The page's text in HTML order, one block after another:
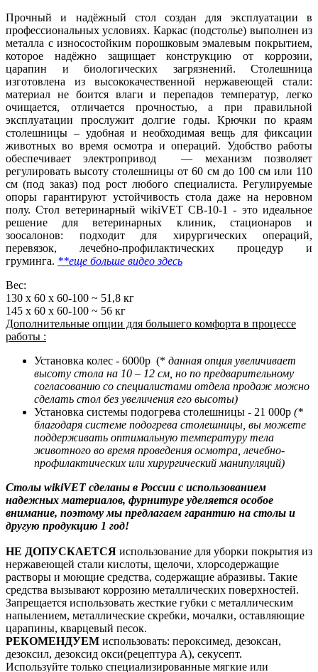
Прочный и надёжный стол создан для эксплуатации в
профессиональных условиях. Каркас (подстолье) выполнен из
металла с износостойким порошковым эмалевым покрытием,
которое надёжно защищает конструкцию от коррозии,
царапин и биологических загрязнений. Столешница
изготовлена из высококачественной нержавеющей стали:
материал не боится влаги и перепадов температур, легко
очищается, отличается прочностью, а при правильной
эксплуатации прослужит долгие годы. Крючки по краям
столешницы – удобная и необходимая вещь для фиксации
животных во время осмотра и операций. Удобство работы
обеспечивает электропривод — механизм позволяет
регулировать высоту столешницы от 60 см до 100 см или 110
см (под заказ) под рост любого специалиста. Регулируемые
опоры гарантируют устойчивость стола даже на неровном
полу. Стол ветеринарный wikiVET СВ-10-1 - это идеальное
решение для ветеринарных клиник, стационаров и
зоосалонов: подходит для хирургических операций,
перевязок, лечебно‑профилактических процедур и
груминга. **еще больше видео здесь
Вес:
130 х 60 х 60-100 ~ 51,8 кг
145 х 60 х 60-100 ~ 56 кг
Дополнительные опции для большего комфорта в процессе
работы :
Установка колес - 6000р (* данная опция увеличивает
высоту стола на 10 – 12 см, но по предварительному
согласованию со специалистами отдела продаж можно
сделать стол без увеличения его высоты)
Установка системы подогрева столешницы - 21 000р (*
благодаря системе подогрева столешницы, вы можете
поддерживать оптимальную температуру тела
животного во время проведения осмотра, лечебно-
профилактических или хирургический манипуляций)
Столы wikiVET сделаны в России с использованием
надежных материалов, фурнитуре уделяется особое
внимание, поэтому мы предлагаем гарантию на столы и
другую продукцию 1 год!
НЕ ДОПУСКАЕТСЯ использование для уборки покрытия из
нержавеющей стали кислоты, щелочи, хлорсодержащие
растворы и моющие средства, содержащие абразивы. Такие
средства вызывают коррозию металлических поверхностей.
Запрещается использовать жесткие губки с металлическим
напылением, металлические скребки, мочалки, оставляющие
царапины, кварцевый песок.
РЕКОМЕНДУЕМ использовать: пероксимед, дезоксан,
дезоксил, дезоксид окси(рецептура А), секусепт.
Используйте только специализированные мягкие или